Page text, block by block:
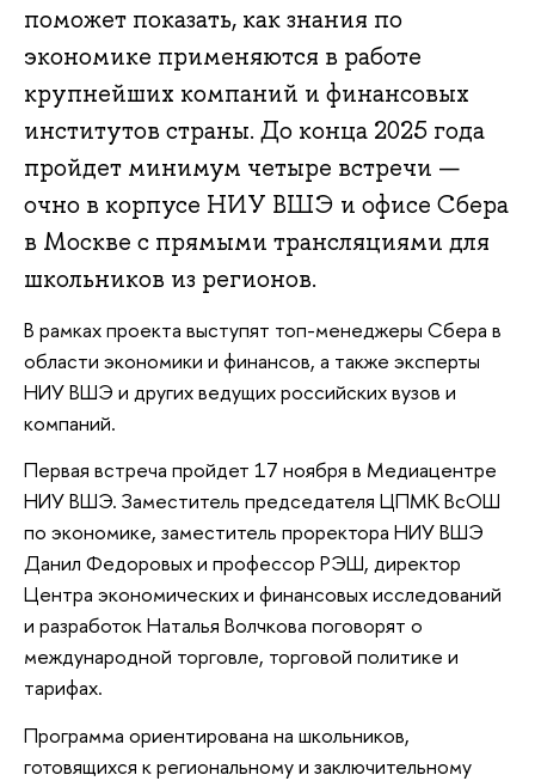
поможет показать, как знания по
экономике применяются в работе
крупнейших компаний и финансовых
институтов страны. До конца 2025 года
пройдет минимум четыре встречи —
очно в корпусе НИУ ВШЭ и офисе Сбера
в Москве с прямыми трансляциями для
школьников из регионов.
В рамках проекта выступят топ-менеджеры Сбера в
области экономики и финансов, а также эксперты
НИУ ВШЭ и других ведущих российских вузов и
компаний.
Первая встреча пройдет 17 ноября в Медиацентре
НИУ ВШЭ. Заместитель председателя ЦПМК ВсОШ
по экономике, заместитель проректора НИУ ВШЭ
Данил Федоровых и профессор РЭШ, директор
Центра экономических и финансовых исследований
и разработок Наталья Волчкова поговорят о
международной торговле, торговой политике и
тарифах.
Программа ориентирована на школьников,
готовящихся к региональному и заключительному